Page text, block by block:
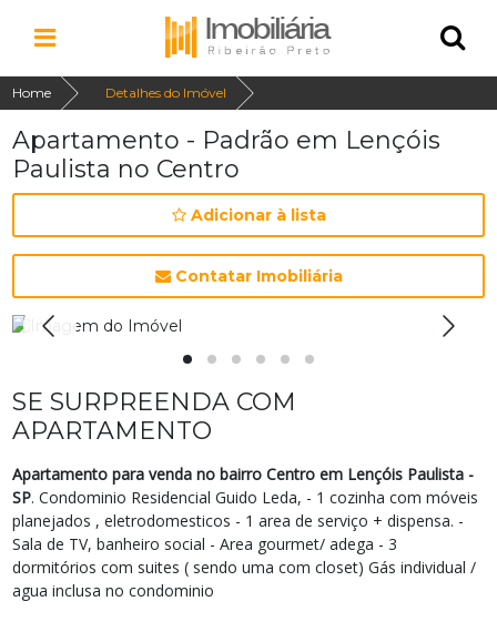
Home Detalhes do Imóvel
Apartamento - Padrão em Lençóis
Paulista no Centro
Adicionar à lista
Contatar Imobiliária
SE SURPREENDA COM
APARTAMENTO
Apartamento para venda no bairro Centro em Lençóis Paulista -
SP. Condominio Residencial Guido Leda, - 1 cozinha com móveis
planejados , eletrodomesticos - 1 area de serviço + dispensa. -
Sala de TV, banheiro social - Area gourmet/ adega - 3
dormitórios com suites ( sendo uma com closet) Gás individual /
agua inclusa no condominio